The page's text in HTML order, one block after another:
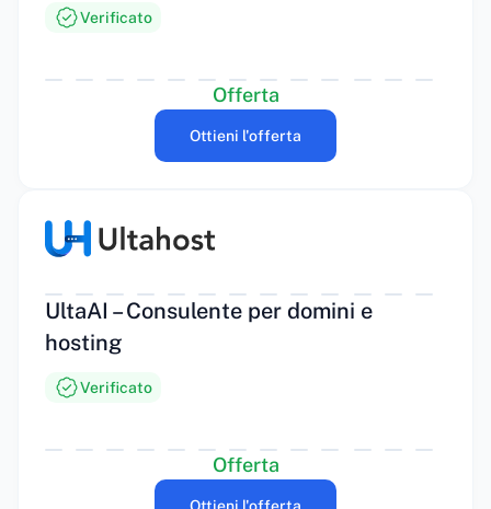
Verificato
Offerta
Ottieni l'offerta
UltaAI – Consulente per domini e
hosting
Verificato
Offerta